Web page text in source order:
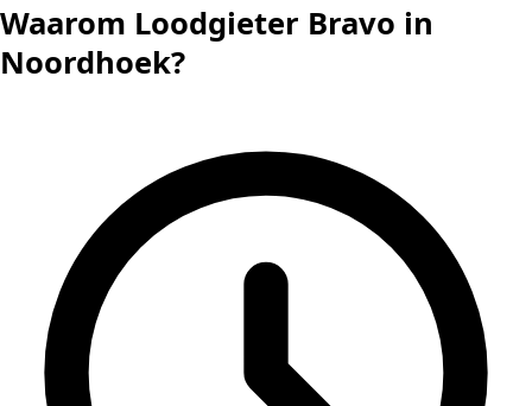
Waarom Loodgieter Bravo in
Noordhoek?